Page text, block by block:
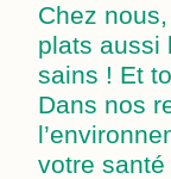
Chez
plats aussi
sains ! Et
Dans nos
votre